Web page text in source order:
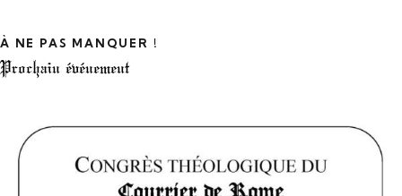
À NE PAS MANQUER !
Prochain événement